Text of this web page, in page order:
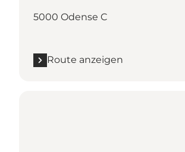
5000 Odense C
Route anzeigen